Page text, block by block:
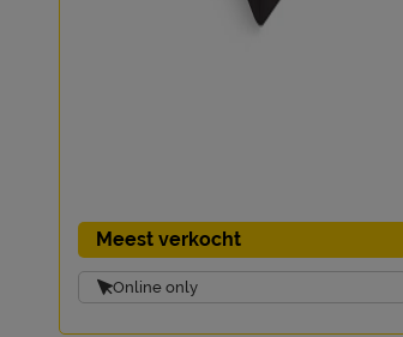
Meest verkocht
Online only